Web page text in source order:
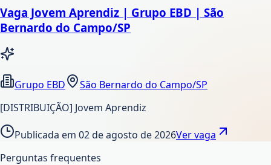
Vaga Jovem Aprendiz | Grupo EBD | São
Bernardo do Campo/SP
Grupo EBD
São Bernardo do Campo/SP
[DISTRIBUIÇÃO] Jovem Aprendiz
Publicada em 02 de agosto de 2026Ver vaga
Perguntas frequentes